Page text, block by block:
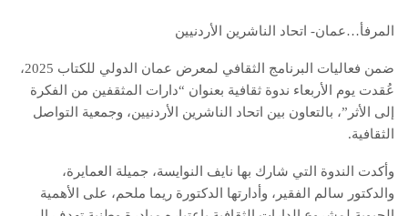
المرفأ…عمان- اتحاد الناشرين الأردنيين
ضمن فعاليات البرنامج الثقافي لمعرض عمان الدولي للكتاب 2025،
عُقدت يوم الأربعاء ندوة ثقافية بعنوان “دارات المثقفين من الفكرة
إلى الأثر”، بالتعاون بين اتحاد الناشرين الأردنيين، وجمعية التواصل
الثقافية.
وأكدت الندوة التي شارك بها نايف النوايسة، جميلة العمايرة،
والدكتور سالم الفقير، وأدارتها الدكتورة ريما ملحم، على الأهمية